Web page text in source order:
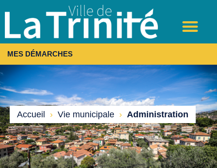
MES DÉMARCHES
Accueil › Vie municipale › Administration